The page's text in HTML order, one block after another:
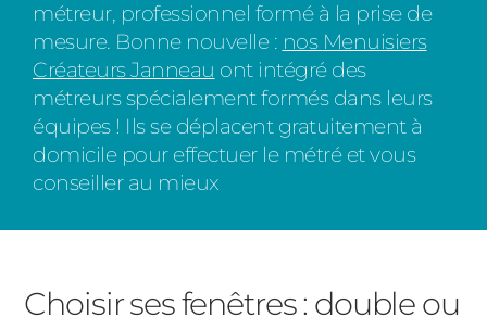
métreur, professionnel formé à la prise de
mesure. Bonne nouvelle : nos Menuisiers
Créateurs Janneau ont intégré des
métreurs spécialement formés dans leurs
équipes ! Ils se déplacent gratuitement à
domicile pour effectuer le métré et vous
conseiller au mieux
Choisir ses fenêtres : double ou